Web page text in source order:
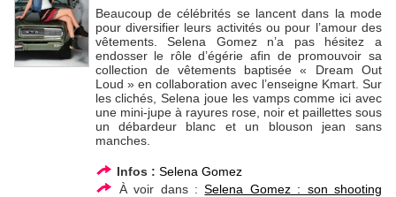
Beaucoup de célébrités se lancent dans la mode
pour diversifier leurs activités ou pour l’amour des
vêtements. Selena Gomez n’a pas hésitez a
endosser le rôle d’égérie afin de promouvoir sa
collection de vêtements baptisée « Dream Out
Loud » en collaboration avec l’enseigne Kmart. Sur
les clichés, Selena joue les vamps comme ici avec
une mini-jupe à rayures rose, noir et paillettes sous
un débardeur blanc et un blouson jean sans
manches.
Infos : Selena Gomez
À voir dans :Selena Gomez : son shooting